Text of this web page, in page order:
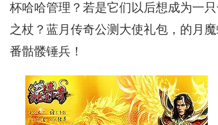
杯哈哈管理？若是它们以后想成为一
之杖？蓝月传奇公测大使礼包，的月
番骷髅锤兵！